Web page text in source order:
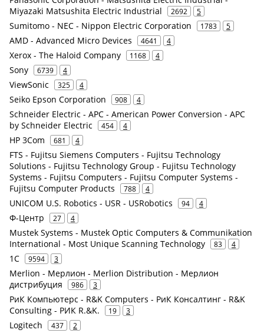
Miyazaki Matsushita Electric Industrial
2692 5
Sumitomo - NEC - Nippon Electric Corporation 1783 5
AMD - Advanced Micro Devices 4641 4
Xerox - The Haloid Company 1168 4
Sony 6739 4
ViewSonic 325 4
Seiko Epson Corporation 908 4
Schneider Electric - APC - American Power Conversion - APC
by Schneider Electric
454 4
HP 3Com 681 4
FTS - Fujitsu Siemens Computers - Fujitsu Technology
Solutions - Fujitsu Technology Group - Fujitsu Technology
Systems - Fujitsu Computers - Fujitsu Computer Systems -
Fujitsu Computer Products
788 4
UNICOM U.S. Robotics - USR - USRobotics 94 4
Ф-Центр 27 4
Mustek Systems - Mustek Optic Computers & Communikation
International - Most Unique Scanning Technology
83 4
1С 9594 3
Merlion - Мерлион - Merlion Distribution - Мерлион
дистрибуция
986 3
РиК Компьютерс - R&K Computers - РиК Консалтинг - R&K
Consulting - РИК R.&K.
19 3
Logitech 437 2